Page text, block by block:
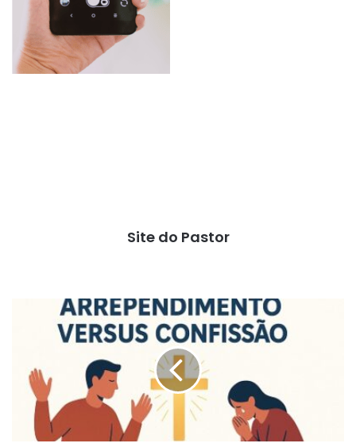
Site do Pastor
Arrependimento
Cap.